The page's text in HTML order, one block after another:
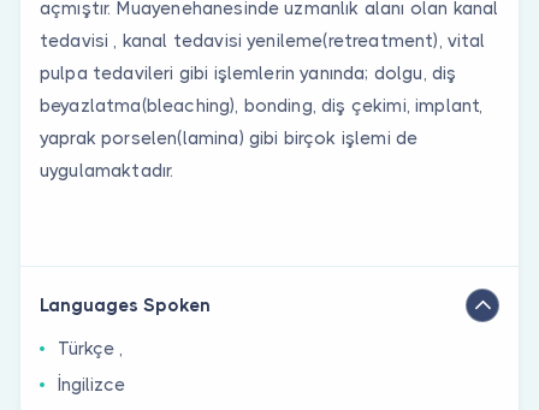
açmıştır. Muayenehanesinde uzmanlık alanı olan kanal
tedavisi , kanal tedavisi yenileme(retreatment), vital
pulpa tedavileri gibi işlemlerin yanında; dolgu, diş
beyazlatma(bleaching), bonding, diş çekimi, implant,
yaprak porselen(lamina) gibi birçok işlemi de
uygulamaktadır.
Languages Spoken
Türkçe ,
İngilizce